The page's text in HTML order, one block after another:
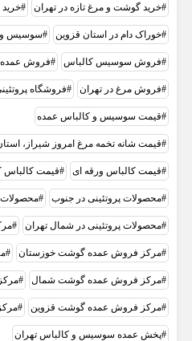
خرید گوشت و مرغ تازه در تهران
خوراک دام در استان قزوین سوسیس و
فروش سوسیس کالباس فروش عمده
فروش مرغ در تهران فروشگاه
قیمت سوسیس و کالباس عمده
قیمت شانه تخمه مرغ امروز شیراز،
قیمت کالباس ورقه ای قیمت کالباس
محصولات پروتئینی در جنوب محصولات
محصولات پروتئینی در شمال تهران
مرکز فروش عمده گوشت خوزستان
مرکز فروش عمده گوشت شمال
مرکز فروش عمده گوشت قزوین
پخش عمده سوسیس و کالباس تهران